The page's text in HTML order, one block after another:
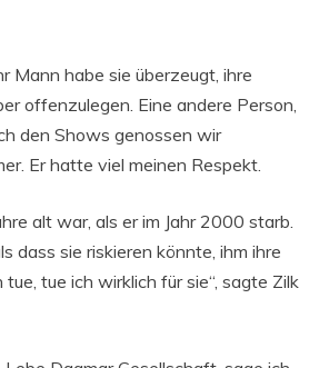
Mann habe sie überzeugt, ihre
offenzulegen. Eine andere Person,
den Shows genossen wir
Er hatte viel meinen Respekt.
alt war, als er im Jahr 2000 starb.
dass sie riskieren könnte, ihm ihre
tue ich wirklich für sie“, sagte Zilk